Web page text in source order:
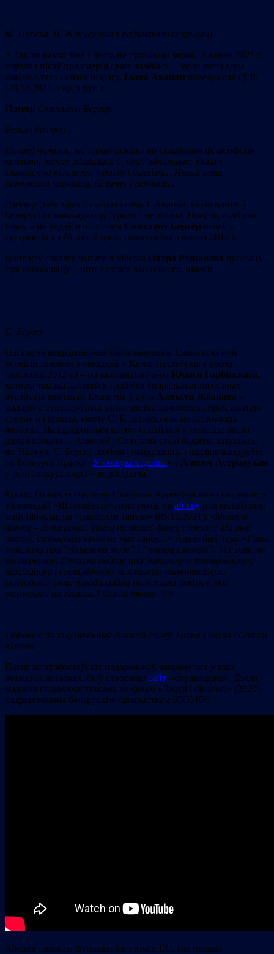
М. Папека, В. Жук (фоткі з паўзакрытых крыніц)
А так-то вакол зіма і ледзь не суцэльны змрок. З канца 2021 г.
нярэдка пісаў пра смерці сваіх знаёмых – зараз яшчэ адна
навіна з таго самага шэрагу. Ілана Акапян паведамляла ў fb
(29.12.2021, пер. з рус.):
Памяці Святланы Бергер.
Вельмі балюча…
Сышоў чалавек, які шукаў адказы на складаныя філасофскія
пытанні, яднаў, здавалася б, неаб’яднальнае: ідыш і
славянскую культуру, іудаізм і бахаізм… Няхай гэта
дапаможа пракласці ёй шлях у вечнасць.
Дзеcяць дзён таму памерла і сама І. Акапян, якую цанілі ў
Беларусі як выкладчыцу іўрыта і не толькі. Праўда, асабіста
Ілану я не ведаў, а псіхолага Святлану Бергер ведаў –
сустракаўся з ёй разоў трох, пачынаючы з вясны 2012 г.
Папрасіў сталага чытача з Мінска Пятра Рэзванава напісаць
пра нябожчыцу – што з гэтага выйшла, гл. ніжэй:
C. Бергер
Насамрэч неардынарная была жанчына. Самы яркі мой
успамін звязаны з паездкай у Камаі Пастаўскага раёна
(верасень 2012 г.) – на запрашэнне д-ра Юрася Гарбінскага,
каторы тамака дабіваўся і дабіўся ўпарадкавання старых
яўрэйскіх могілкаў. Ехалі мы ў аўто Аляксея Жбанава –
маладога супрацоўніка міністэрства замежных спраў, аматара
спеваў на ідышы, якому С. Б. дапамагала арганізоўваць
імпрэзы. На адваротным шляху спыніліся ў полі, дзе расла
дзікая яблыня… Аляксей і Святлана сталі бадзёра латашыць
яе. Наогул, С. Бергер любіла і вандраваць, і ладзіць вандроўкі
па Беларусі: праект «У пошуках ідыша» з Алесем Астравухам
у ролі экскурсавода – яе дзецішча.
Крыху больш за год таму Святлана Аронаўна яшчэ спрачалася
з камандай «Штэтлфэста», рэагуючы на аб’яву пра анлайнавы
майстар-клас па «ідышскім танцы» (05.12.2021): «Ідышскі
танец – гэта што? Танец на мове? Танец словамі? На мой
погляд словаспалучэнне не мае сэнсу…» Адказ быў такі: «Гэта
менавіта пра “танец на мове” і “танец словамі”. Усё так, як
вы мяркуеце. Гутарка пойдзе пра ўнікальную танцавальную
традыцыю і спецыфічную жэставую танцавальную
рыторыку, што традыцыйна належыла людзям, якія
размаулялі на ідышы. І больш нікому :)))»
Гатовыя да тлумачэнняў Аляксей Розаў, Ната Голава і Cammi
Kazeno
Пасля штэтлфэстаўскіх падарожжаў, закранутых у маіх
леташніх нататках, быў створаны сайт-«справаздача». Дзеля-
мадзеля спашлюся таксама на фільм «Людзі і сінагогі» (2020),
падрыхтаваны беларускім таварыствам ІСОMOS:
Абодва праекты фундаваліся з краін ЕС, але першы